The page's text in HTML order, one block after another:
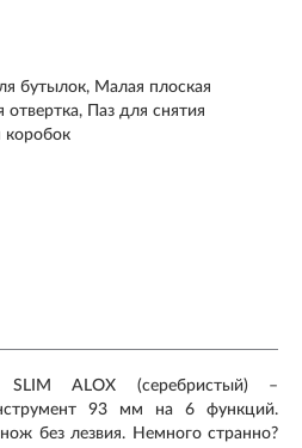
бутылок, Малая плоская
Паз для снятия
коробок
SLIM ALOX (серебристый) –
93 мм на 6 функций.
без лезвия. Немного странно?